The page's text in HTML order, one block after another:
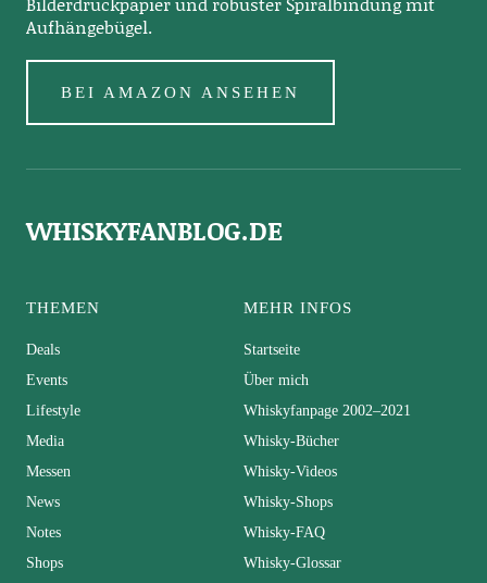
Aufhängebügel.
BEI AMAZON ANSEHEN
WHISKYFANBLOG.DE
THEMEN
Deals
Events
Lifestyle
Media
Messen
News
Notes
Shops
MEHR INFOS
Startseite
Über mich
Whiskyfanpage 2002–2021
Whisky-Bücher
Whisky-Videos
Whisky-Shops
Whisky-FAQ
Whisky-Glossar